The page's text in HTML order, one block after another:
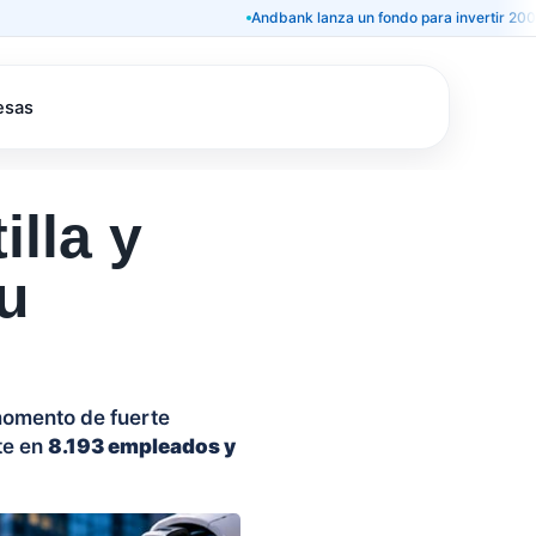
Andbank lanza un fondo para invertir 200
y
de fuerte
en 8.193 empleados y